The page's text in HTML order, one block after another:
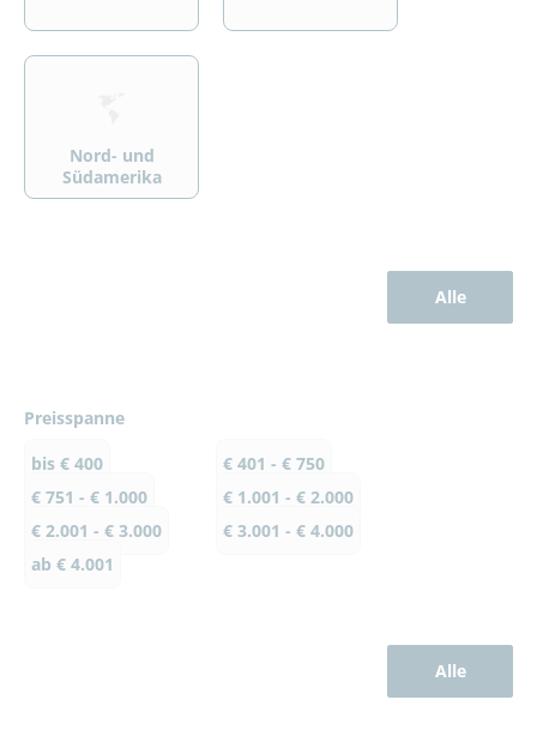
>
Nord- und
Südamerika
Alle
Preisspanne
bis € 400
€ 401 - € 750
€ 751 - € 1.000
€ 1.001 - € 2.000
€ 2.001 - € 3.000
€ 3.001 - € 4.000
ab € 4.001
Alle